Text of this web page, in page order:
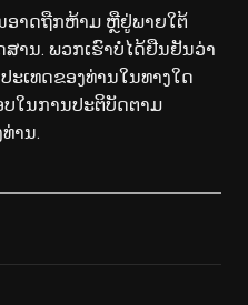
ອາດຖືກຫ້າມ ຫຼືຢູ່ພາຍໃຕ້
ານ. ພວກ​ເຮົາ​ບໍ່​ໄດ້​ຢືນ​ຢັນ​ວ່າ​
ເທດ​ຂອງ​ທ່ານ​ໃນ​ທາງ​ໃດ​
ໃນການປະຕິບັດຕາມ
ານ.